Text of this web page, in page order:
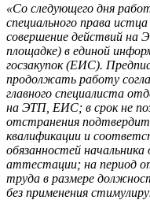
«Со следующего дня
специального права
совершение действий на
площадке) в единой
госзакупок (ЕИС).
продолжать работу
главного специалиста
на ЭТП, ЕИС; в срок не
отстранения
квалификации и
обязанностей
аттестации; на период
труда в размере
без применения